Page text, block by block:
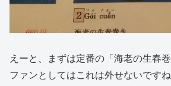
えーと、まずは定番の「海老の生春
ファンとしてはこれは外せないですね